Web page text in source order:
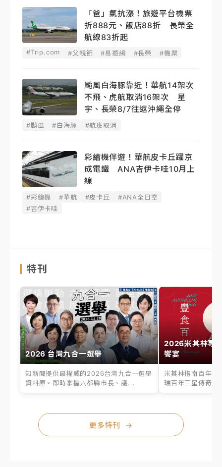
「爸」氣抗漲！旅遊平台機票
折888元、飯店88折 長榮全
航線83折起
#Trip.com #父親節 #易遊網 #長榮 #機票
颱風白海豚靠近！華航14架次
不飛、虎航取消16架次 星
宇、長榮8/7往返沖繩全停
#颱風 #白海豚 #航班取消
彩繪機伴遊！華航皮卡丘躍京
成電鐵 ANA吉伊卡哇10月上
線
#彩繪機 #華航 #皮卡丘
#ANA全日空
#吉伊卡哇
特刊
2026 台灣九合一選舉
知新聞提供最權威的2026台灣九合一選舉
資料庫。即時掌握六都縣市長、議...
2026米其林專
饗宴
米其林指南百年之
瑞百年三星傳奇、
更多特刊 →